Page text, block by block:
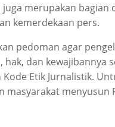
juga merupakan bagian
kemerdekaan pers.
pedoman agar
dan kewajibannya
Etik Jurnalistik.
masyarakat menyusun